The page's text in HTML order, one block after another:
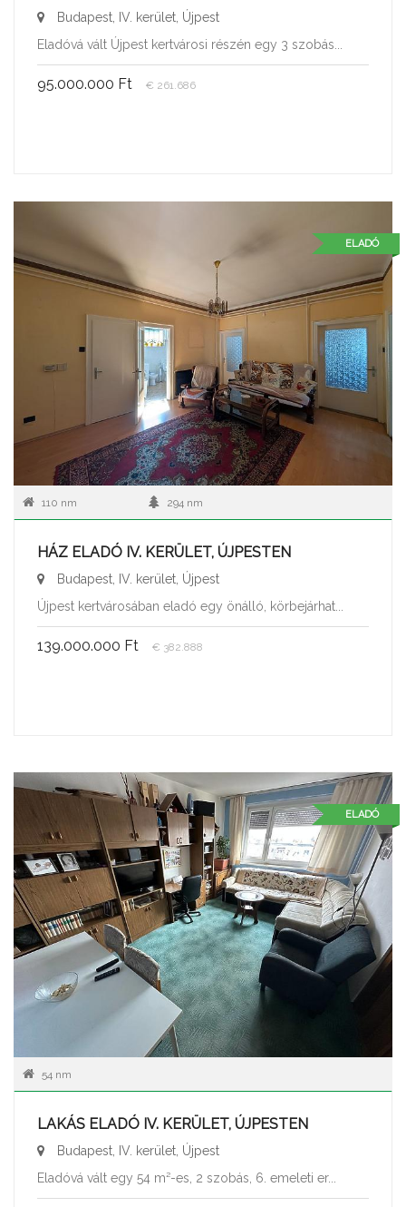
Budapest, IV. kerület, Újpest
Eladóvá vált Újpest kertvárosi részén egy 3 szobás...
95.000.000 Ft € 261.686
ELADÓ
110 nm 294 nm
HÁZ ELADÓ IV. KERÜLET, ÚJPESTEN
Budapest, IV. kerület, Újpest
Újpest kertvárosában eladó egy önálló, körbejárhat...
139.000.000 Ft € 382.888
ELADÓ
54 nm
LAKÁS ELADÓ IV. KERÜLET, ÚJPESTEN
Budapest, IV. kerület, Újpest
Eladóvá vált egy 54 m²-es, 2 szobás, 6. emeleti er...